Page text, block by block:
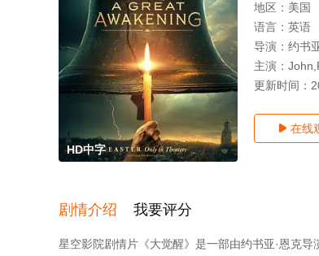
HD中字
地区： 美国
语言： 英语
导演： 约书
主演：
更新时间：
 在线
剧情介绍 我要评分
星空影院剧情片《大觉醒》是一部由约书亚·恩克